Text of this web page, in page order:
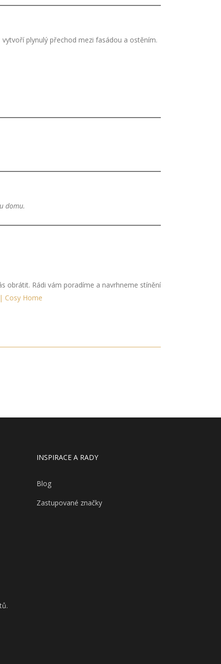
plynulý přechod mezi fasádou a ostěním.
domu.
obrátit. Rádi vám poradíme a navrhneme stínění
Cosy Home
INSPIRACE A RADY
Blog
Zastupované značky